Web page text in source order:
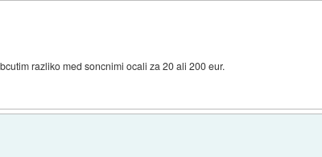
razliko med soncnimi ocali za 20 ali 200 eur.